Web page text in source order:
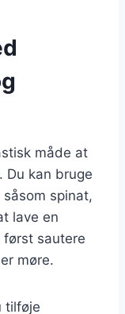
måde at
Du kan bruge
spinat,
lave en
sautere
møre.
tilføje